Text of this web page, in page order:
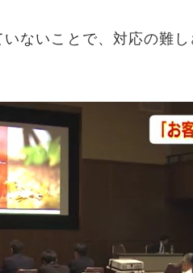
ないことで、対応の難し